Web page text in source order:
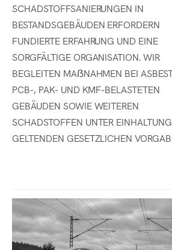
SCHADSTOFFSANIERUNGEN IN
BESTANDSGEBÄUDEN ERFORDERN
FUNDIERTE ERFAHRUNG UND EINE
SORGFÄLTIGE ORGANISATION. WIR
BEGLEITEN MAẞNAHMEN BEI
PCB-, PAK- UND KMF-BELASTETEN
GEBÄUDEN SOWIE WEITEREN
SCHADSTOFFEN UNTER
GELTENDEN GESETZLICHEN